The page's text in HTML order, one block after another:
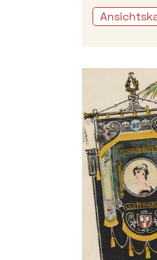
Mehr zu: